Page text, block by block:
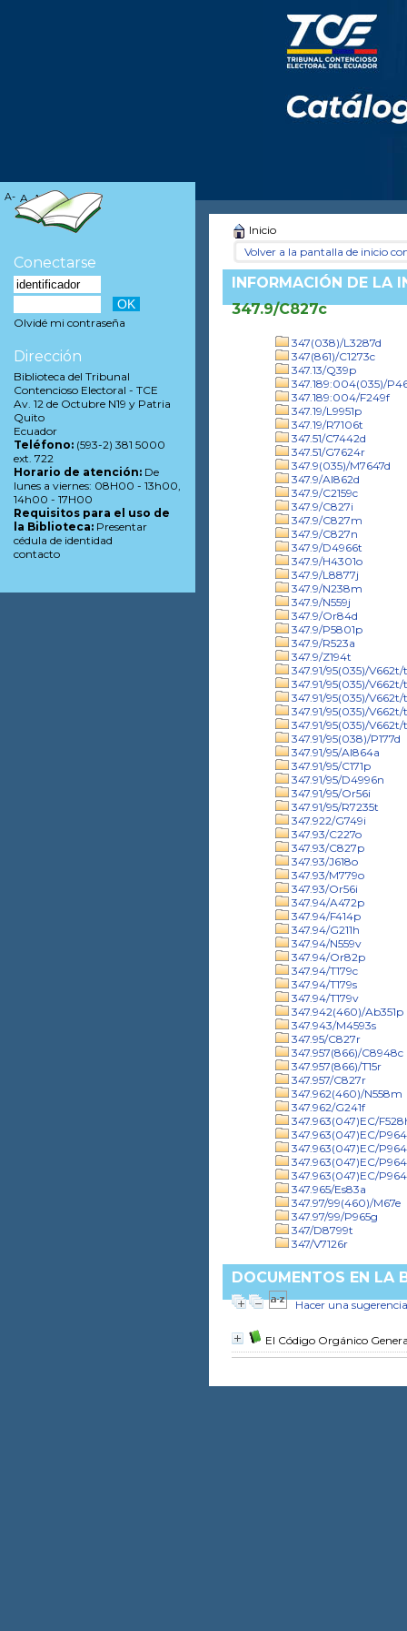
Inicio
Volver a la pantalla de inicio
INFORMACIÓN DE LA
347.9/C827c
347(038)/L3287d
347(861)/C1273c
347.13/Q39p
347.189:004(035)/
347.189:004/F249f
347.19/L9951p
347.19/R7106t
347.51/C7442d
347.51/G7624r
347.9(035)/M7647d
347.9/Al862d
347.9/C2159c
347.9/C827i
347.9/C827m
347.9/C827n
347.9/D4966t
347.9/H4301o
347.9/L8877j
347.9/N238m
347.9/N559j
347.9/Or84d
347.9/P5801p
347.9/R523a
347.9/Z194t
347.91/95(035)/V662t/
347.91/95(035)/V662t/
347.91/95(035)/V662t/
347.91/95(035)/
347.91/95(035)/V662t/
347.91/95(038)/P177d
347.91/95/Al864a
347.91/95/C171p
347.91/95/D4996n
347.91/95/Or56i
347.91/95/R7235t
347.922/G749i
347.93/C227o
347.93/C827p
347.93/J618o
347.93/M779o
347.93/Or56i
347.94/A472p
347.94/F414p
347.94/G211h
347.94/N559v
347.94/Or82p
347.94/T179c
347.94/T179s
347.94/T179v
347.942(460)/Ab351p
347.943/M4593s
347.95/C827r
347.957(866)/C8948c
347.957(866)/T15r
347.957/C827r
347.962(460)/N558m
347.962/G241f
347.963(047)EC/
347.963(047)EC/
347.963(047)EC/
347.963(047)EC/
347.963(047)EC/
347.965/Es83a
347.97/99(460)/M67e
347.97/99/P965g
347/D8799t
347/V7126r
DOCUMENTOS EN LA
Hacer una sugerencia
El Código Orgánico
A- A A+
Conectarse
Olvidé mi contraseña
Dirección
Biblioteca del Tribunal
Contencioso Electoral - TCE
Av. 12 de Octubre N19 y Patria
Quito
Ecuador
Teléfono: (593-2) 381 5000
ext. 722
Horario de atención: De
lunes a viernes: 08H00 - 13h00,
14h00 - 17H00
Requisitos para el uso de
la Biblioteca: Presentar
cédula de identidad
contacto